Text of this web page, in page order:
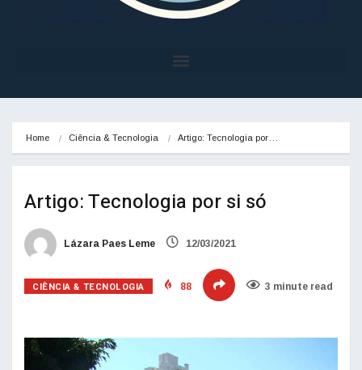
Home Ciência & Tecnologia Artigo: Tecnologia por…
Artigo: Tecnologia por si só
Lázara Paes Leme 12/03/2021
CIÊNCIA & TECNOLOGIA 88 3 minute read